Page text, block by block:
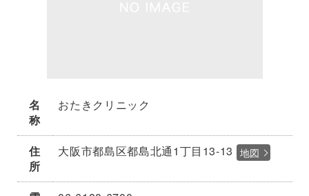
名
称
おたきクリニック
住
所
大阪市都島区都島北通1丁目13-13 地図